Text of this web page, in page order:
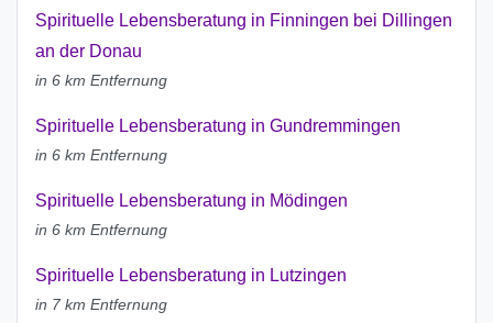
Spirituelle Lebensberatung in Finningen bei Dillingen
an der Donau
in 6 km Entfernung
Spirituelle Lebensberatung in Gundremmingen
in 6 km Entfernung
Spirituelle Lebensberatung in Mödingen
in 6 km Entfernung
Spirituelle Lebensberatung in Lutzingen
in 7 km Entfernung